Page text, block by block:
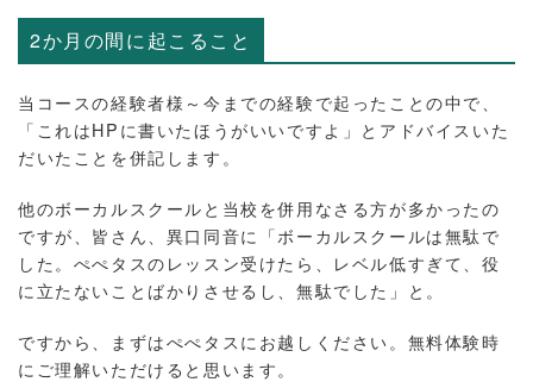
2か月の間に起こること
当コースの経験者様～今までの経験で起ったことの中で、
「これはHPに書いたほうがいいですよ」とアドバイスいた
だいたことを併記します。
他のボーカルスクールと当校を併用なさる方が多かったの
ですが、皆さん、異口同音に「ボーカルスクールは無駄で
した。ぺぺタスのレッスン受けたら、レベル低すぎて、役
に立たないことばかりさせるし、無駄でした」と。
ですから、まずはぺぺタスにお越しください。無料体験時
にご理解いただけると思います。